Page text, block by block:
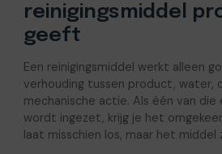
reinigingsmiddel
geeft
Een reinigingsmiddel werkt alleen
verhouding tussen product, water,
mechanische actie. Als één van
wordt ingezet, krijg je het
laat misschien los, maar het middel